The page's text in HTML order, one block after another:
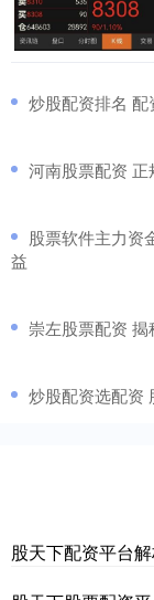
炒股配资排名
河南股票配资
股票软件主力资
益
崇左股票配资
炒股配资选配资
股天下配资平台